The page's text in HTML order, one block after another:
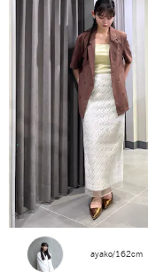
ayako/162cm